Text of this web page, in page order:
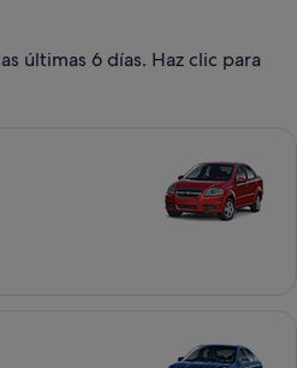
últimas 6 días. Haz clic para